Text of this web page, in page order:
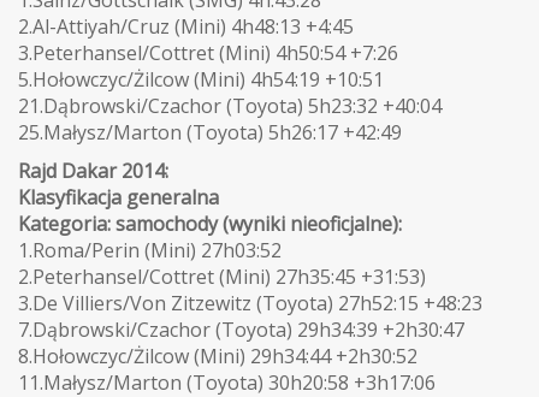
2.Al-Attiyah/Cruz (Mini) 4h48:13 +4:45
3.Peterhansel/Cottret (Mini) 4h50:54 +7:26
5.Hołowczyc/Żilcow (Mini) 4h54:19 +10:51
21.Dąbrowski/Czachor (Toyota) 5h23:32 +40:04
25.Małysz/Marton (Toyota) 5h26:17 +42:49
Rajd Dakar 2014:
Klasyfikacja generalna
Kategoria: samochody (wyniki nieoficjalne):
1.Roma/Perin (Mini) 27h03:52
2.Peterhansel/Cottret (Mini) 27h35:45 +31:53)
3.De Villiers/Von Zitzewitz (Toyota) 27h52:15 +48:23
7.Dąbrowski/Czachor (Toyota) 29h34:39 +2h30:47
8.Hołowczyc/Żilcow (Mini) 29h34:44 +2h30:52
11.Małysz/Marton (Toyota) 30h20:58 +3h17:06